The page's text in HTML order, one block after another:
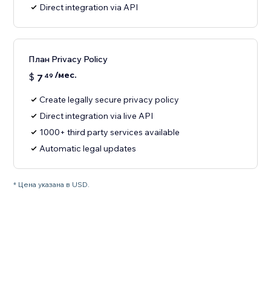
Direct integration via API
План Privacy Policy
$ 7 49 /мес.
Create legally secure privacy policy
Direct integration via live API
1000+ third party services available
Automatic legal updates
* Цена указана в USD.